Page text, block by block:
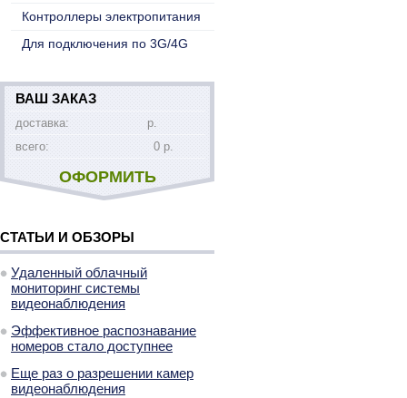
Контроллеры электропитания
Для подключения по 3G/4G
ВАШ ЗАКАЗ
доставка:
р.
всего:
0 р.
ОФОРМИТЬ
СТАТЬИ И ОБЗОРЫ
Удаленный облачный
мониторинг системы
видеонаблюдения
Эффективное распознавание
номеров стало доступнее
Еще раз о разрешении камер
видеонаблюдения